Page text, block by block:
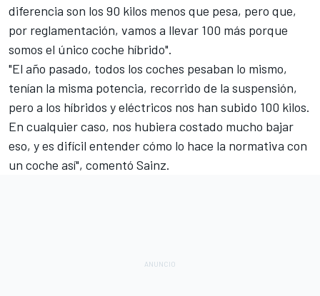
diferencia son los 90 kilos menos que pesa, pero que,
por reglamentación, vamos a llevar 100 más porque
somos el único coche híbrido".
"El año pasado, todos los coches pesaban lo mismo,
tenían la misma potencia, recorrido de la suspensión,
pero a los híbridos y eléctricos nos han subido 100 kilos.
En cualquier caso, nos hubiera costado mucho bajar
eso, y es difícil entender cómo lo hace la normativa con
un coche así", comentó Sainz.